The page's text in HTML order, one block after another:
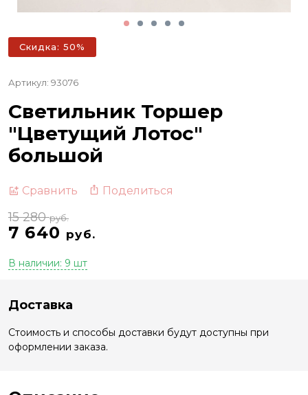
Скидка: 50%
Артикул: 93076
Светильник Торшер
"Цветущий Лотос"
большой
Сравнить Поделиться
7 640 руб.
15 280руб.
В наличии: 9 шт
Доставка
Стоимость и способы доставки будут доступны при
оформлении заказа.